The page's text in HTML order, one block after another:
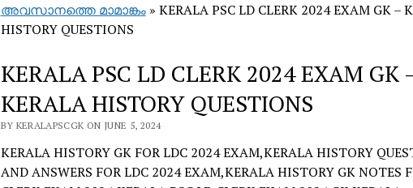
അവസാനത്തെ മാമാങ്കം» KERALA PSC LD CLERK 2024 EXAM GK –
HISTORY QUESTIONS
KERALA PSC LD CLERK 2024 EXAM GK
KERALA HISTORY QUESTIONS
BY KERALAPSCGK ON JUNE 5, 2024
KERALA HISTORY GK FOR LDC 2024 EXAM,KERALA HISTORY
AND ANSWERS FOR LDC 2024 EXAM,KERALA HISTORY GK NOTES